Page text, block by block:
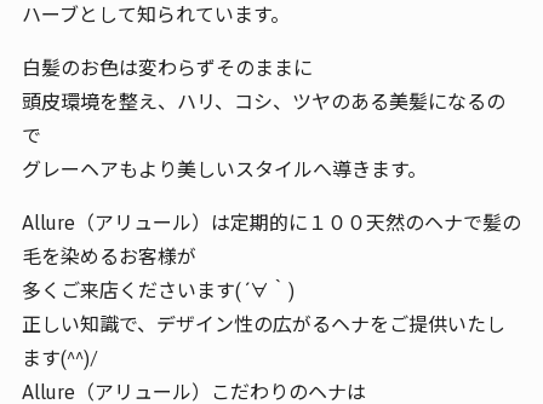
ハーブとして知られています。
白髪のお色は変わらずそのままに
頭皮環境を整え、ハリ、コシ、ツヤのある美髪になるの
で
グレーヘアもより美しいスタイルへ導きます。
Allure（アリュール）は定期的に１００天然のヘナで髪の
毛を染めるお客様が
多くご来店くださいます( ´∀｀)
正しい知識で、デザイン性の広がるヘナをご提供いたし
ます(^^)/
Allure（アリュール）こだわりのヘナは